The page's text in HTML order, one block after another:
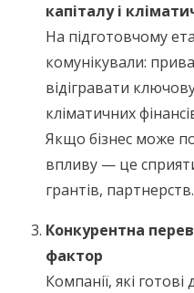
капіталу і
На підготовчому
комунікували:
відігравати
кліматичних
Якщо бізнес може
впливу — це
грантів, партнерств.
Конкурентна
фактор
Компанії, які